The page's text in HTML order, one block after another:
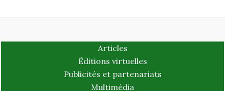
Articles
Éditions virtuelles
Publicités et partenariats
Multimédia